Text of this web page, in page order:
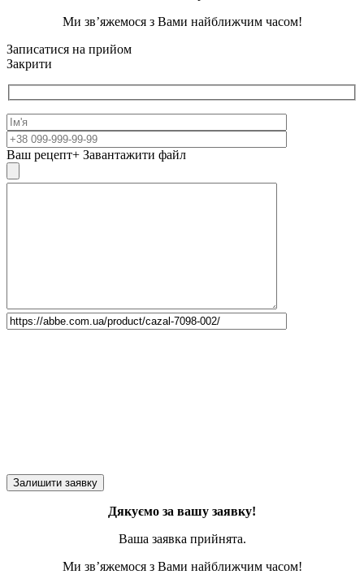
Ми зв’яжемося з Вами найближчим часом!
Записатися на прийом
Закрити
Ваш рецепт+ Завантажити файл
Дякуємо за вашу заявку!
Ваша заявка прийнята.
Ми зв’яжемося з Вами найближчим часом!